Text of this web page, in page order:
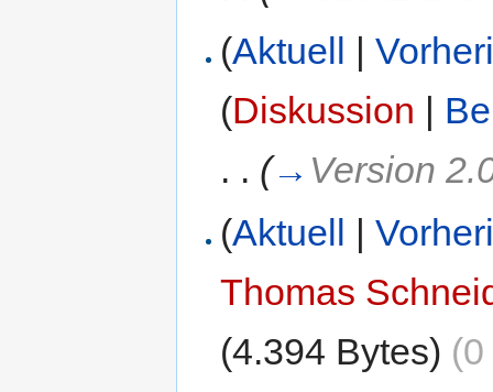
(Aktuell |
(Diskussion |
. . (→ Version
(Aktuell |
Thomas
(4.394 Bytes)